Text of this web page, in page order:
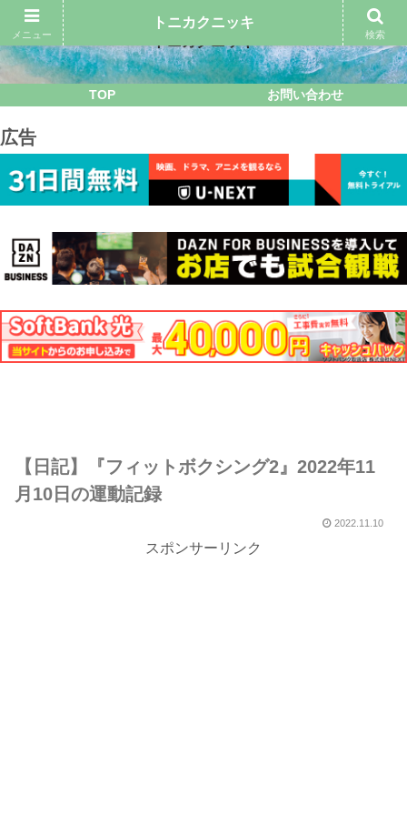
TOP お問い合わせ
広告
【日記】『フィットボクシング2』2022年11
月10日の運動記録
2022.11.10
スポンサーリンク
メニュー
トニカクニッキ
検索